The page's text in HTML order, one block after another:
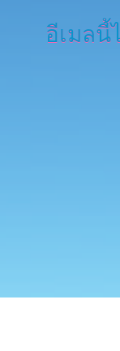
อีเมลนี้